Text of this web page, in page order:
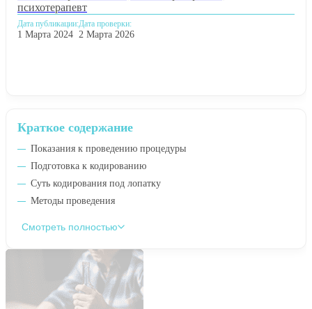
Краткое содержание
Показания к проведению процедуры
Подготовка к кодированию
Суть кодирования под лопатку
Методы проведения
Смотреть полностью
психотерапевт
Дата публикации:
1 Марта 2024
Дата проверки:
2 Марта 2026